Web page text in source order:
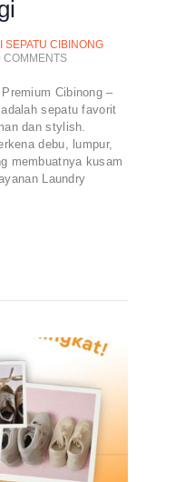
SEPATU CIBINONG
COMMENTS
Cibinong –
sepatu favorit
dan stylish.
debu, lumpur,
membuatnya kusam
Laundry